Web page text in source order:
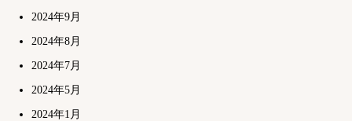
2024年9月
2024年8月
2024年7月
2024年5月
2024年1月